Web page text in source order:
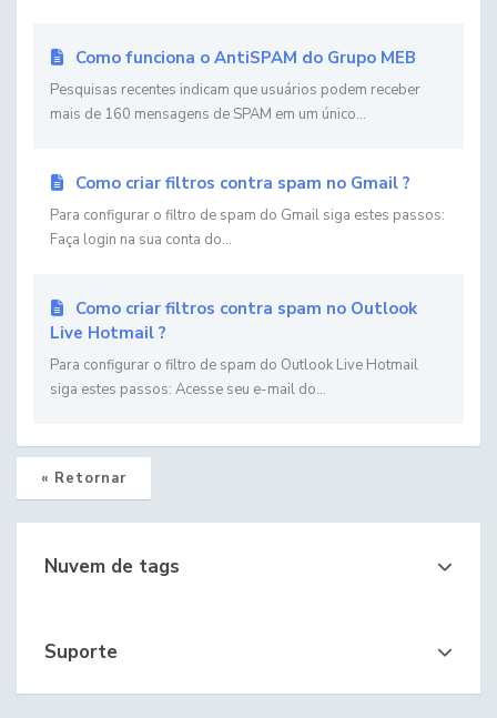
Como funciona o AntiSPAM do Grupo MEB
Pesquisas recentes indicam que usuários podem receber
mais de 160 mensagens de SPAM em um único...
Como criar filtros contra spam no Gmail ?
Para configurar o filtro de spam do Gmail siga estes passos:
Faça login na sua conta do...
Como criar filtros contra spam no Outlook
Live Hotmail ?
Para configurar o filtro de spam do Outlook Live Hotmail
siga estes passos: Acesse seu e-mail do...
« Retornar
Nuvem de tags
Suporte